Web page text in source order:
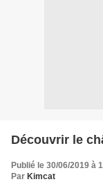
Découvrir le
Publié le 30/06/2019 à
Par Kimcat